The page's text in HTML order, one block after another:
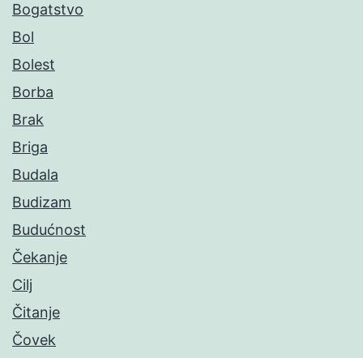
Bogatstvo
Bol
Bolest
Borba
Brak
Briga
Budala
Budizam
Budućnost
Čekanje
Cilj
Čitanje
Čovek